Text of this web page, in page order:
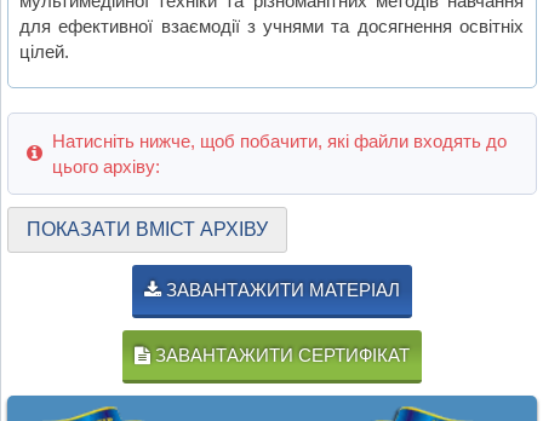
для ефективної взаємодії з учнями та досягнення освітніх
цілей.
Натисніть нижче, щоб побачити, які файли входять до
цього архіву:
ПОКАЗАТИ ВМІСТ АРХІВУ
ЗАВАНТАЖИТИ МАТЕРІАЛ
ЗАВАНТАЖИТИ СЕРТИФІКАТ